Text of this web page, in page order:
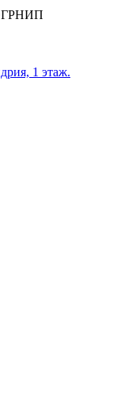
1 этаж.